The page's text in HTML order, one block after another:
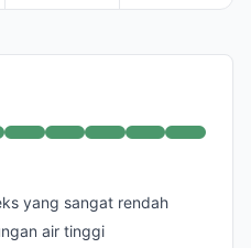
yang sangat rendah
air tinggi